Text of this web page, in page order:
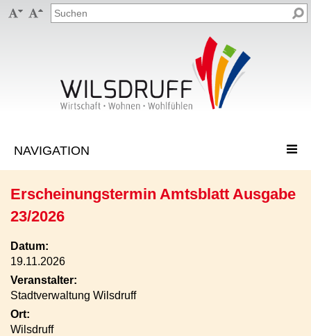
 
Erscheinungstermin Amtsblatt Ausgabe
23/2026
Datum:
19.11.2026
Veranstalter:
Stadtverwaltung Wilsdruff
Ort:
Wilsdruff